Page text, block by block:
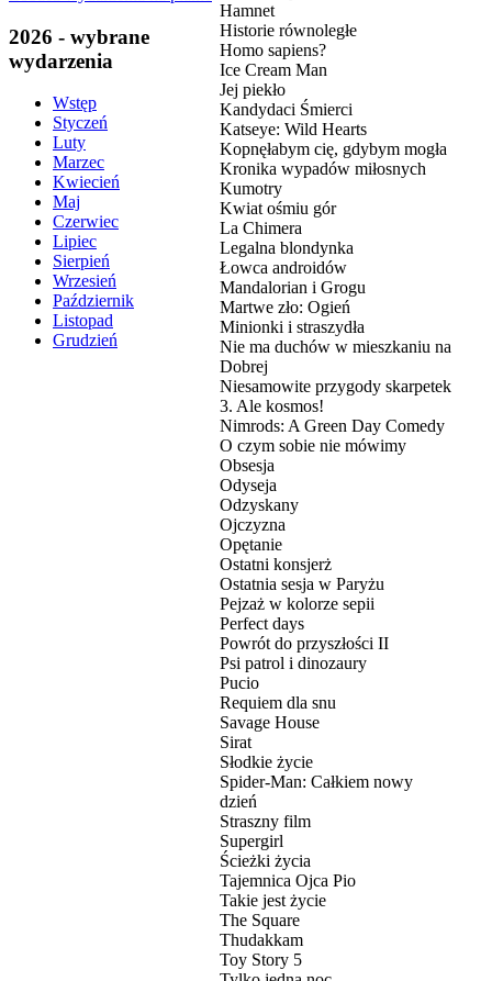
2026 - wybrane
wydarzenia
Wstęp
Styczeń
Luty
Marzec
Kwiecień
Maj
Czerwiec
Lipiec
Sierpień
Wrzesień
Październik
Listopad
Grudzień
Hamnet
Historie równoległe
Homo sapiens?
Ice Cream Man
Jej piekło
Kandydaci Śmierci
Katseye: Wild Hearts
Kopnęłabym cię, gdybym mogła
Kronika wypadów miłosnych
Kumotry
Kwiat ośmiu gór
La Chimera
Legalna blondynka
Łowca androidów
Mandalorian i Grogu
Martwe zło: Ogień
Minionki i straszydła
Nie ma duchów w mieszkaniu na
Dobrej
Niesamowite przygody skarpetek
3. Ale kosmos!
Nimrods: A Green Day Comedy
O czym sobie nie mówimy
Obsesja
Odyseja
Odzyskany
Ojczyzna
Opętanie
Ostatni konsjerż
Ostatnia sesja w Paryżu
Pejzaż w kolorze sepii
Perfect days
Powrót do przyszłości II
Psi patrol i dinozaury
Pucio
Requiem dla snu
Savage House
Sirat
Słodkie życie
Spider-Man: Całkiem nowy
dzień
Straszny film
Supergirl
Ścieżki życia
Tajemnica Ojca Pio
Takie jest życie
The Square
Thudakkam
Toy Story 5